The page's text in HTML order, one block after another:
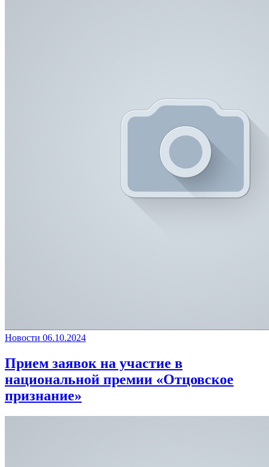
Новости 06.10.2024
Прием заявок на участие в
национальной премии «Отцовское
признание»